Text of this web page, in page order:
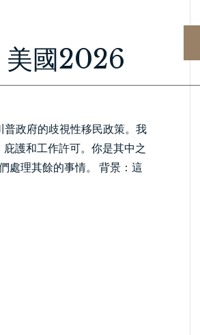
美國2026
政府的歧視性移民政策。我
護和工作許可。你是其中之
處理其餘的事情。 背景：這